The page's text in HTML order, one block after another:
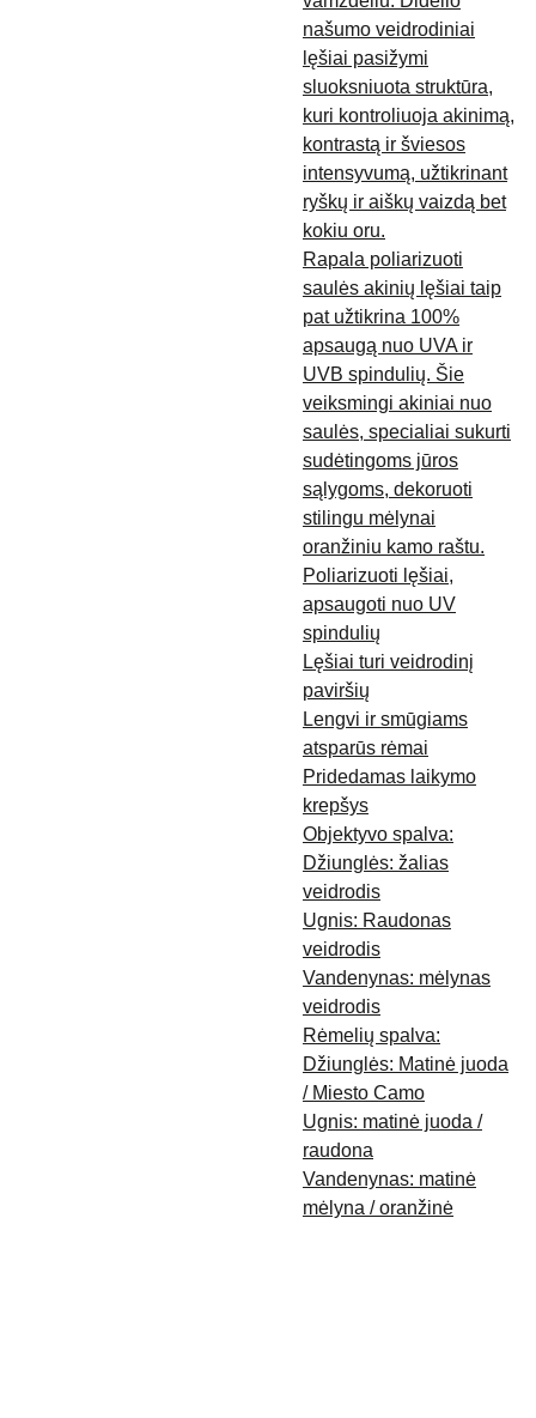
našumo veidrodiniai
lęšiai pasižymi
sluoksniuota struktūra,
kuri kontroliuoja akinimą,
kontrastą ir šviesos
intensyvumą, užtikrinant
ryškų ir aiškų vaizdą bet
kokiu oru.
Rapala poliarizuoti
saulės akinių lęšiai taip
pat užtikrina 100%
apsaugą nuo UVA ir
UVB spindulių. Šie
veiksmingi akiniai nuo
saulės, specialiai sukurti
sudėtingoms jūros
sąlygoms, dekoruoti
stilingu mėlynai
oranžiniu kamo raštu.
Poliarizuoti lęšiai,
apsaugoti nuo UV
spindulių
Lęšiai turi veidrodinį
paviršių
Lengvi ir smūgiams
atsparūs rėmai
Pridedamas laikymo
krepšys
Objektyvo spalva:
Džiunglės: žalias
veidrodis
Ugnis: Raudonas
veidrodis
Vandenynas: mėlynas
veidrodis
Rėmelių spalva:
Džiunglės: Matinė juoda
/ Miesto Camo
Ugnis: matinė juoda /
raudona
Vandenynas: matinė
mėlyna / oranžinė